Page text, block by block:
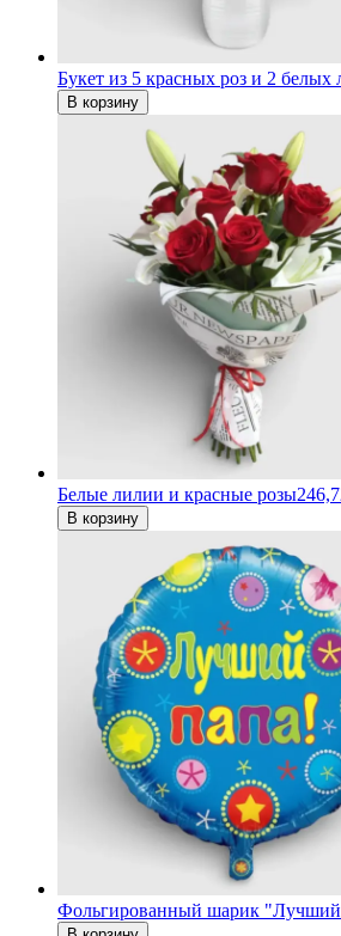
Букет из 5 красных роз и 2 белых
В корзину
Белые лилии и красные розы
В корзину
Фольгированный шарик